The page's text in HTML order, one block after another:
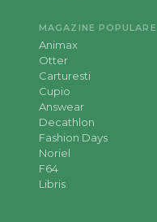
MAGAZINE POPULARE
Animax
Otter
Carturesti
Cupio
Answear
Decathlon
Fashion Days
Noriel
F64
Libris